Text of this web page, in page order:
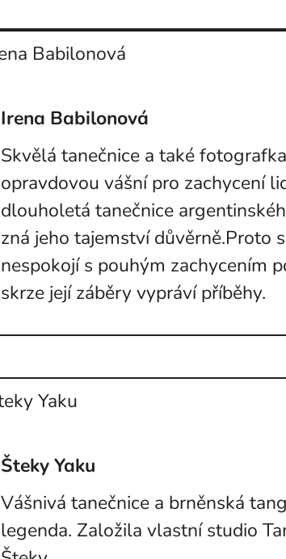
Irena Babilonová
Skvělá tanečnice a také
opravdovou vášní pro zachycení
dlouholetá tanečnice
zná jeho tajemství důvěrně.Proto
nespokojí s pouhým zachycením
skrze její záběry vypráví příběhy.
Šteky Yaku
Vášnivá tanečnice a brněnská
legenda. Založila vlastní studio